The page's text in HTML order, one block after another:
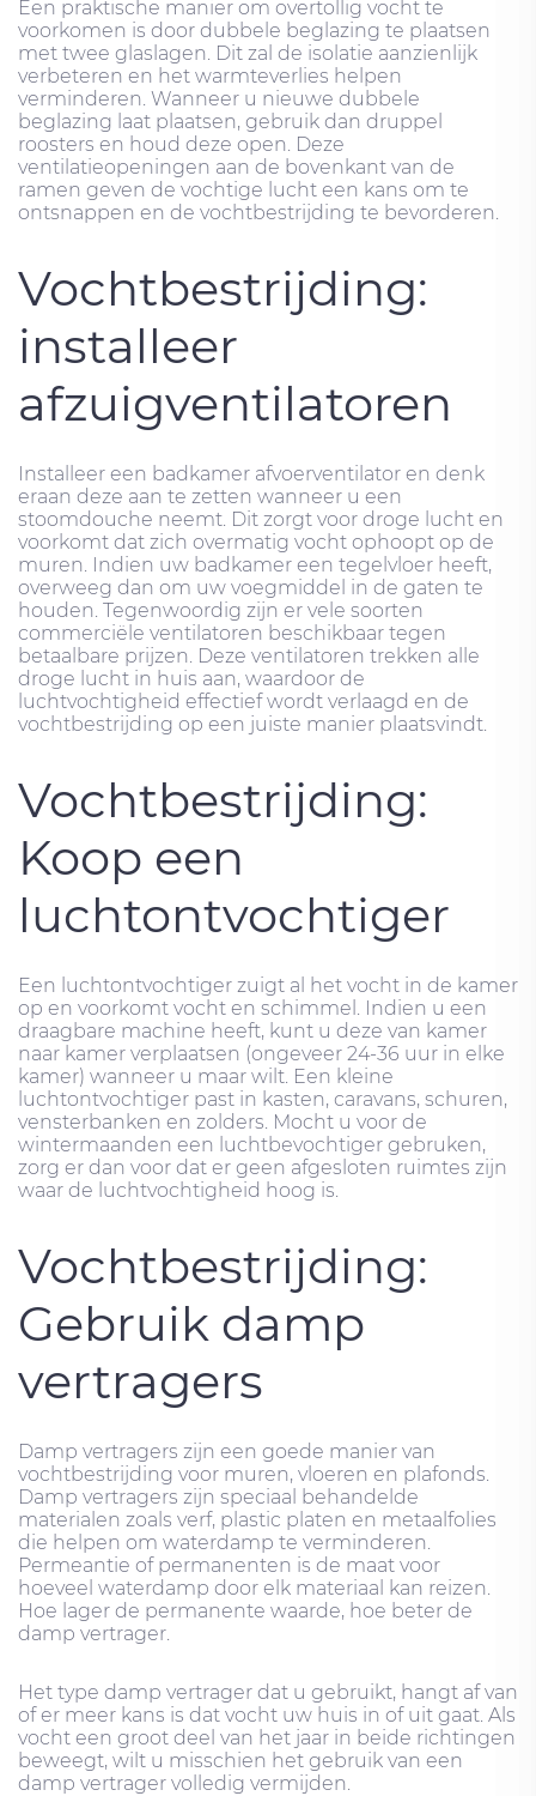
Een praktische manier om overtollig vocht te
voorkomen is door dubbele beglazing te plaatsen
met twee glaslagen. Dit zal de isolatie aanzienlijk
verbeteren en het warmteverlies helpen
verminderen. Wanneer u nieuwe dubbele
beglazing laat plaatsen, gebruik dan druppel
roosters en houd deze open. Deze
ventilatieopeningen aan de bovenkant van de
ramen geven de vochtige lucht een kans om te
ontsnappen en de vochtbestrijding te bevorderen.
Vochtbestrijding:
installeer
afzuigventilatoren
Installeer een badkamer afvoerventilator en denk
eraan deze aan te zetten wanneer u een
stoomdouche neemt. Dit zorgt voor droge lucht en
voorkomt dat zich overmatig vocht ophoopt op de
muren. Indien uw badkamer een tegelvloer heeft,
overweeg dan om uw voegmiddel in de gaten te
houden. Tegenwoordig zijn er vele soorten
commerciële ventilatoren beschikbaar tegen
betaalbare prijzen. Deze ventilatoren trekken alle
droge lucht in huis aan, waardoor de
luchtvochtigheid effectief wordt verlaagd en de
vochtbestrijding op een juiste manier plaatsvindt.
Vochtbestrijding:
Koop een
luchtontvochtiger
Een luchtontvochtiger zuigt al het vocht in de kamer
op en voorkomt vocht en schimmel. Indien u een
draagbare machine heeft, kunt u deze van kamer
naar kamer verplaatsen (ongeveer 24-36 uur in elke
kamer) wanneer u maar wilt. Een kleine
luchtontvochtiger past in kasten, caravans, schuren,
vensterbanken en zolders. Mocht u voor de
wintermaanden een luchtbevochtiger gebruken,
zorg er dan voor dat er geen afgesloten ruimtes zijn
waar de luchtvochtigheid hoog is.
Vochtbestrijding:
Gebruik damp
vertragers
Damp vertragers zijn een goede manier van
vochtbestrijding voor muren, vloeren en plafonds.
Damp vertragers zijn speciaal behandelde
materialen zoals verf, plastic platen en metaalfolies
die helpen om waterdamp te verminderen.
Permeantie of permanenten is de maat voor
hoeveel waterdamp door elk materiaal kan reizen.
Hoe lager de permanente waarde, hoe beter de
damp vertrager.
Het type damp vertrager dat u gebruikt, hangt af van
of er meer kans is dat vocht uw huis in of uit gaat. Als
vocht een groot deel van het jaar in beide richtingen
beweegt, wilt u misschien het gebruik van een
damp vertrager volledig vermijden.